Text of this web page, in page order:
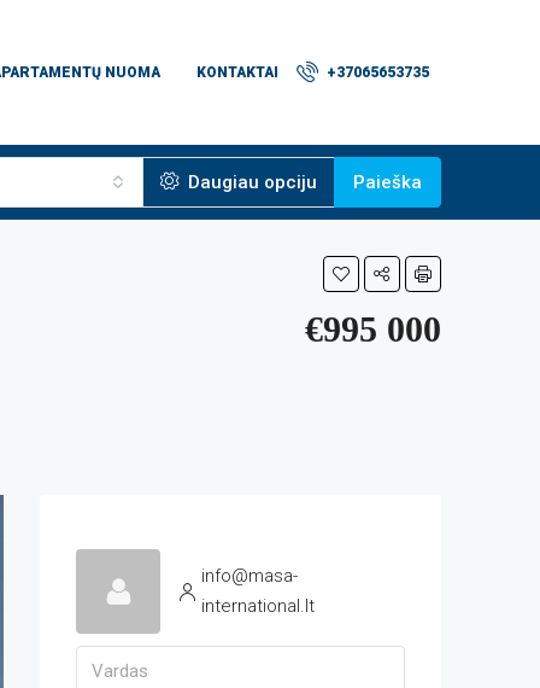
NUOMA KONTAKTAI +37065653735
Daugiau opciju Paieška
€995 000
info@masa-
international.lt